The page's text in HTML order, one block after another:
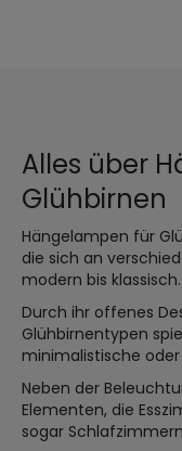
Alles über
Glühbirnen
Hängelampen für
die sich an
modern bis klassisch.
Durch ihr offenes
Glühbirnentypen
minimalistische
Neben der
Elementen, die
sogar